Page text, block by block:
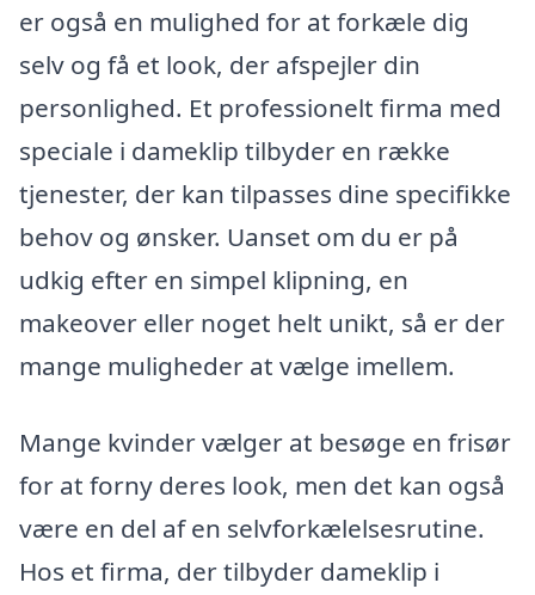
er også en mulighed for at forkæle dig
selv og få et look, der afspejler din
personlighed. Et professionelt firma med
speciale i dameklip tilbyder en række
tjenester, der kan tilpasses dine specifikke
behov og ønsker. Uanset om du er på
udkig efter en simpel klipning, en
makeover eller noget helt unikt, så er der
mange muligheder at vælge imellem.
Mange kvinder vælger at besøge en frisør
for at forny deres look, men det kan også
være en del af en selvforkælelsesrutine.
Hos et firma, der tilbyder dameklip i